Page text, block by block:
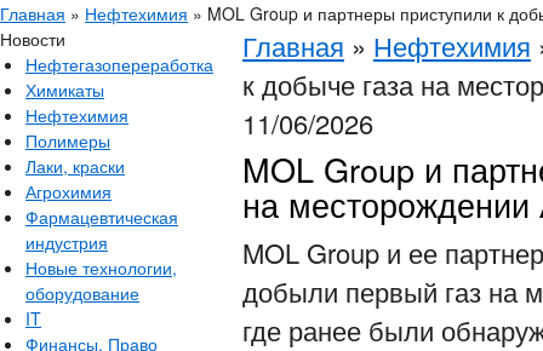
Главная » Нефтехимия » MOL Group и партнеры приступили к
Новости
Нефтегазопереработка
Химикаты
Нефтехимия
Полимеры
Лаки, краски
Агрохимия
Фармацевтическая
индустрия
Новые технологии,
оборудование
IT
Финансы, Право
Главная » Нефтехимия
к добыче газа на
11/06/2026
MOL Group и
на
MOL Group и ее
добыли первый газ на
где ранее были